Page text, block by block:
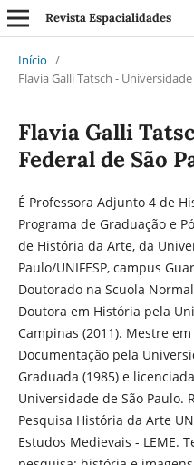
Revista Espacialidades
Início /
Flavia Galli Tatsch -
Flavia Galli
Federal de São
É Professora Adjunto 4 de
Programa de Graduação e
de História da Arte, da
Paulo/UNIFESP, campus
Doutorado na Scuola
Doutora em História pela
Campinas (2011). Mestre
Documentação pela
Graduada (1985) e
Universidade de São Paulo.
Pesquisa História da Arte
Estudos Medievais - LEME.